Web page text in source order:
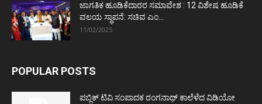
ಜಾಗತಿಕ ಹೂಡಿಕೆದಾರರ ಸಮಾವೇಶ : 12 ವಿಶೇಷ ಹೂಡಿಕೆ
ವಲಯ ಸ್ಥಾಪನೆ: ಸಚಿವ ಎಂ...
11/02/2025
POPULAR POSTS
ಪಬ್ಲಿಕ್ ಟಿವಿ ಸಂಪಾದಕ ರಂಗನಾಥ್ ಕಾಲೆಳೆದ ವಿಡಿಯೋ